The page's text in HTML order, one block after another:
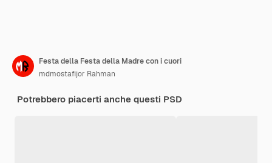
Festa della Festa della Madre con i cuori
mdmostafijor Rahman
Potrebbero piacerti anche questi PSD